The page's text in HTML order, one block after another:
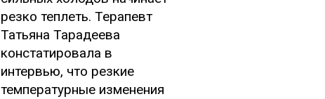
резко теплеть. Терапевт
Татьяна Тарадеева
констатировала в
интервью, что резкие
температурные изменения